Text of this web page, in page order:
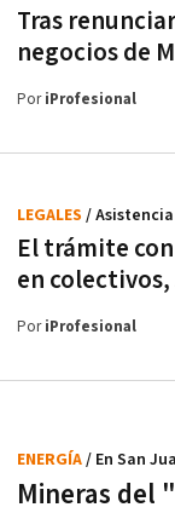
Tras
negocios de
PoriProfesional
El trámite
en
LEGALES / Asistencia
PoriProfesional
Mineras del
ENERGÍA/ En San